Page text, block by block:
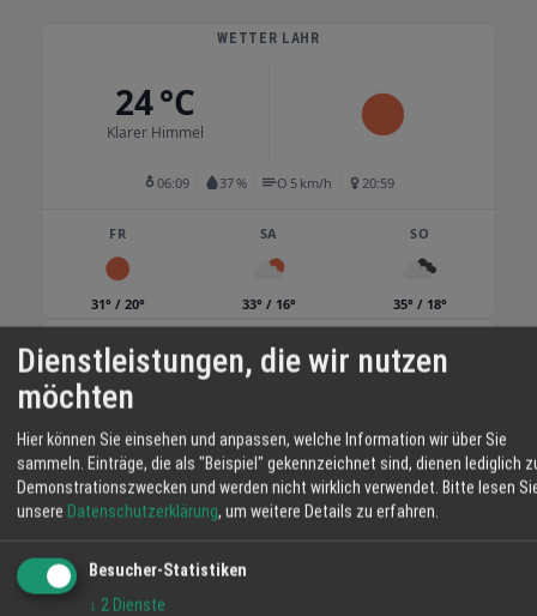
WETTER LAHR
24 °C
Klarer Himmel
06:09 37 % O 5 km/h 20:59
FR
31° / 20°
SA
33° / 16°
SO
35° / 18°
Dienstleistungen, die wir nutzen
möchten
Hier können Sie einsehen und anpassen, welche Information wir über Sie
sammeln. Einträge, die als "Beispiel" gekennzeichnet sind, dienen lediglich
Demonstrationszwecken und werden nicht wirklich verwendet. Bitte lesen
unsere Datenschutzerklärung, um weitere Details zu erfahren.
Besucher-Statistiken
↓ 2 Dienste